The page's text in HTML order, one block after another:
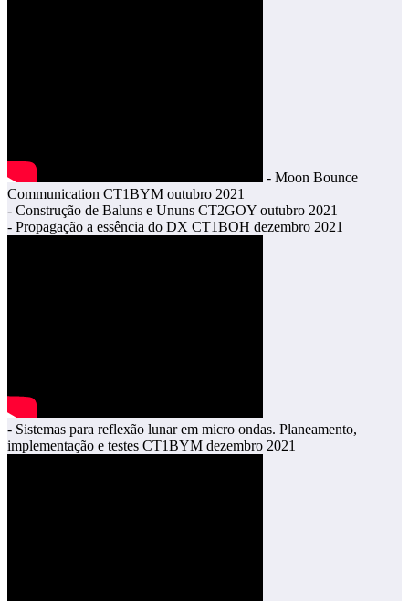
- Moon Bounce
Communication CT1BYM outubro 2021
- Construção de Baluns e Ununs CT2GOY outubro 2021
- Propagação a essência do DX CT1BOH dezembro 2021
- Sistemas para reflexão lunar em micro ondas. Planeamento,
implementação e testes CT1BYM dezembro 2021